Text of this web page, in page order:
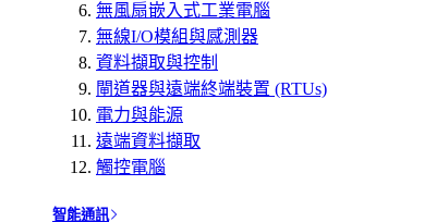
無風扇嵌入式工業電腦
無線I/O模組與感測器
資料擷取與控制
閘道器與遠端終端裝置 (RTUs)
電力與能源
遠端資料擷取
觸控電腦
智能通訊